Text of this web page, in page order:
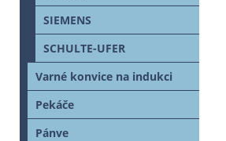
SIEMENS
SCHULTE-UFER
Varné konvice na indukci
Pekáče
Pánve